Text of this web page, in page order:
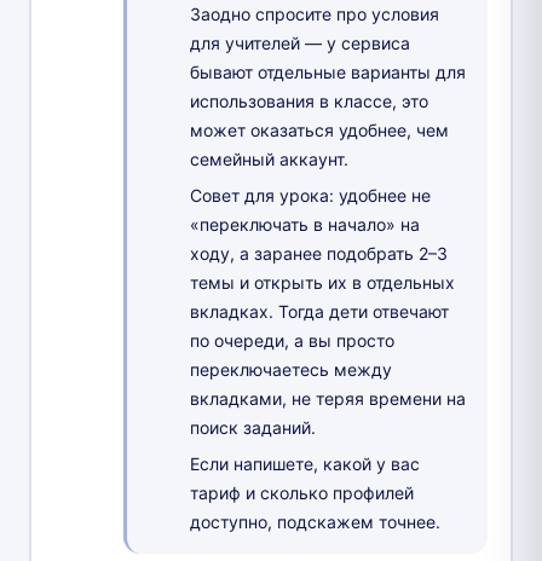
Заодно спросите про условия
для учителей — у сервиса
бывают отдельные варианты для
использования в классе, это
может оказаться удобнее, чем
семейный аккаунт.
Совет для урока: удобнее не
«переключать в начало» на
ходу, а заранее подобрать 2–3
темы и открыть их в отдельных
вкладках. Тогда дети отвечают
по очереди, а вы просто
переключаетесь между
вкладками, не теряя времени на
поиск заданий.
Если напишете, какой у вас
тариф и сколько профилей
доступно, подскажем точнее.